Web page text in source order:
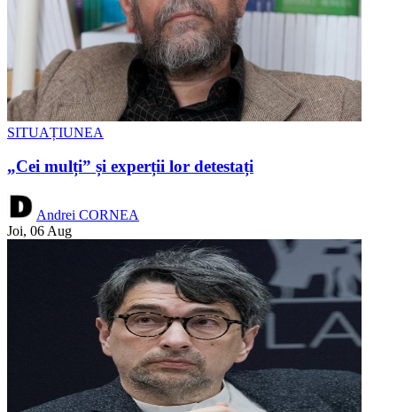
SITUAȚIUNEA
„Cei mulți” și experții lor detestați
Andrei CORNEA
Joi, 06 Aug